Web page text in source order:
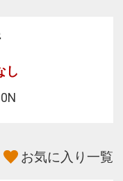
し
お気に入り一覧